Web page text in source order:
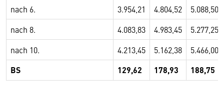
nach 6.
3.954,21 4.804,52
5.088,50
nach 8.
4.083,83 4.983,45
5.277,25
nach 10.
4.213,45 5.162,38 5.466,00
BS 129,62 178,93 188,75